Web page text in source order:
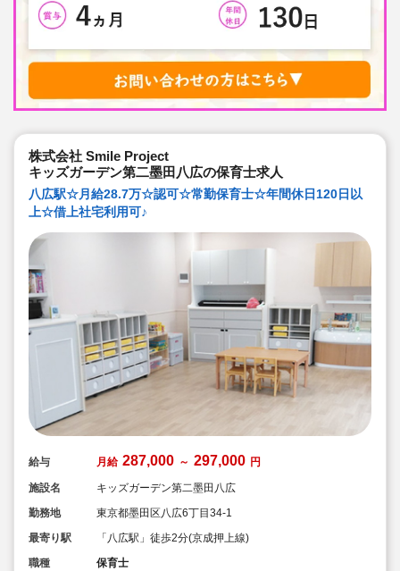
株式会社 Smile Project
キッズガーデン第二墨田八広の保育士求人
八広駅☆月給28.7万☆認可☆常勤保育士☆年間休日120日以
上☆借上社宅利用可♪
給与 月給 287,000 ～ 297,000 円
施設名
キッズガーデン第二墨田八広
勤務地
東京都墨田区八広6丁目34-1
最寄り駅
「八広駅」徒歩2分(京成押上線)
職種
保育士